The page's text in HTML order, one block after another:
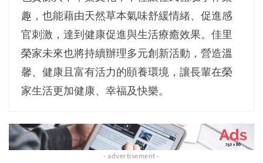
趣，也能藉由天然草本氣味舒緩情緒、促進感
官刺激，達到健康促進與生活療癒效果。佳里
榮家未來也將持續辦理多元創新活動，營造溫
馨、健康且富有活力的頤養環境，讓長輩在榮
家生活更加健康、幸福及快樂。